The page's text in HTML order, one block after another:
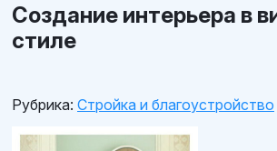
Создание интерьера в
стиле
Рубрика: Стройка и благоустройство